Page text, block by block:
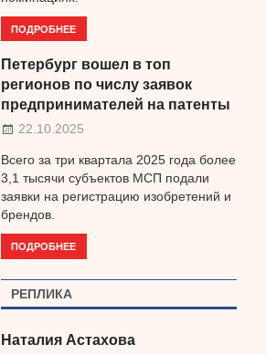
ПОДРОБНЕЕ
Петербург вошел в топ
регионов по числу заявок
предпринимателей на патенты
22.10.2025
Всего за три квартала 2025 года более
3,1 тысячи субъектов МСП подали
заявки на регистрацию изобретений и
брендов.
ПОДРОБНЕЕ
РЕПЛИКА
Наталия Астахова